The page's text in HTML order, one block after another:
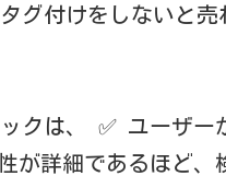
グ付けをしないと
クは、 ✅ ユーザー
が詳細であるほど